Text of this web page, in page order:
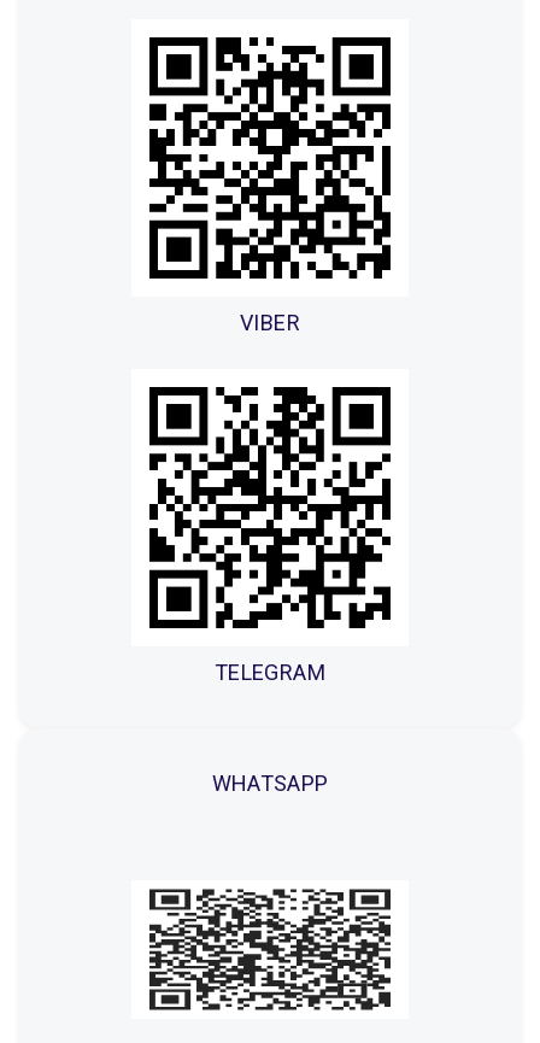
VIBER
TELEGRAM
WHATSAPP